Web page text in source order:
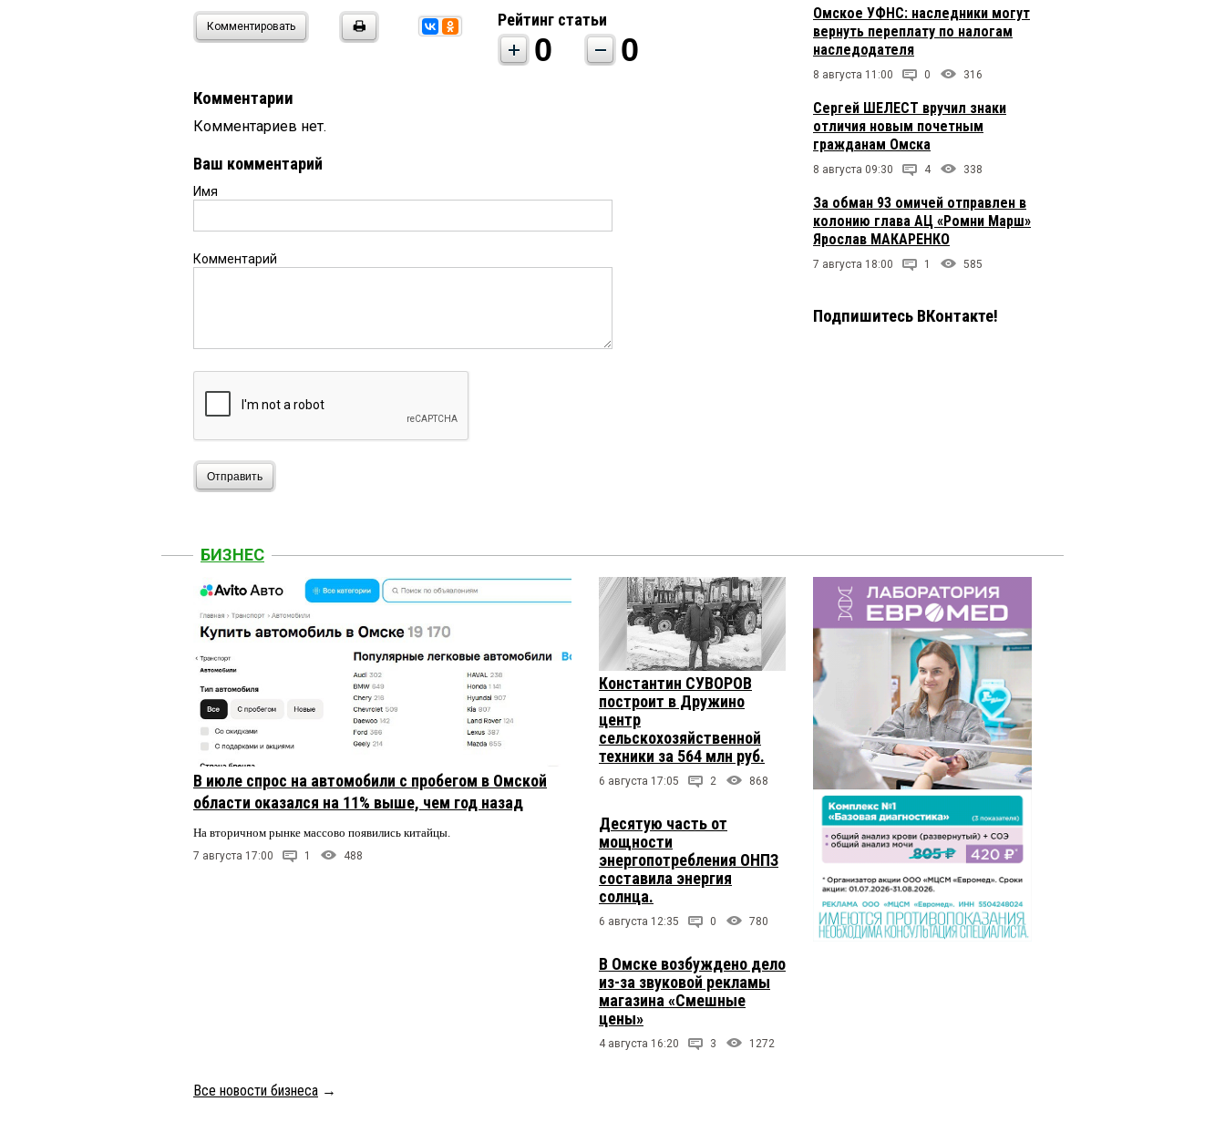
Комментировать Рейтинг статьи
0 0
Комментарии
Комментариев нет.
Ваш комментарий
Имя
Комментарий
Отправить
Омское УФНС: наследники могут
вернуть переплату по налогам
наследодателя
8 августа 11:00 0 316
Сергей ШЕЛЕСТ вручил знаки
отличия новым почетным
гражданам Омска
8 августа 09:30 4 338
За обман 93 омичей отправлен в
колонию глава АЦ «Ромни Марш»
Ярослав МАКАРЕНКО
7 августа 18:00 1 585
Подпишитесь ВКонтакте!
БИЗНЕС
В июле спрос на автомобили с пробегом в Омской
области оказался на 11% выше, чем год назад
На вторичном рынке массово появились китайцы.
7 августа 17:00 1 488
Константин СУВОРОВ
построит в Дружино
центр
сельскохозяйственной
техники за 564 млн руб.
6 августа 17:05 2 868
Десятую часть от
мощности
энергопотребления ОНПЗ
составила энергия
солнца.
6 августа 12:35 0 780
В Омске возбуждено дело
из-за звуковой рекламы
магазина «Смешные
цены»
4 августа 16:20 3 1272
Все новости бизнеса →